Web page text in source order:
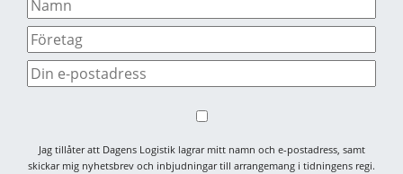
Jag tillåter att Dagens Logistik lagrar mitt namn och e-postadress, samt
skickar mig nyhetsbrev och inbjudningar till arrangemang i tidningens regi.